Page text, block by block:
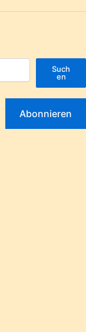
Such
en
Abonnieren